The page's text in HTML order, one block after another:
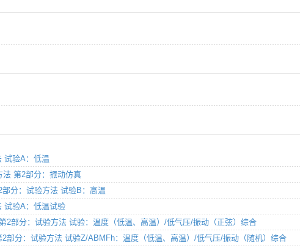
试验A：低温
法 第2部分：振动仿真
分：试验方法 试验B：高温
试验A：低温试验
2部分：试验方法 试验：温度（低温、高温）/低气压/振动（正弦）综合
部分：试验方法 试验Z/ABMFh：温度（低温、高温）/低气压/振动（随机）综合